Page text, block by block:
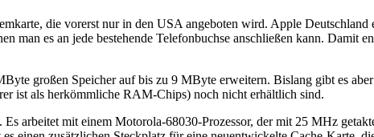
die vorerst nur in den USA angeboten wird. Apple
man es an jede bestehende Telefonbuchse anschließen kann. Damit
großen Speicher auf bis zu 9 MByte erweitern. Bislang gibt es
ist als herkömmliche RAM-Chips) noch nicht erhältlich sind.
arbeitet mit einem Motorola-68030-Prozessor, der mit 25 MHz